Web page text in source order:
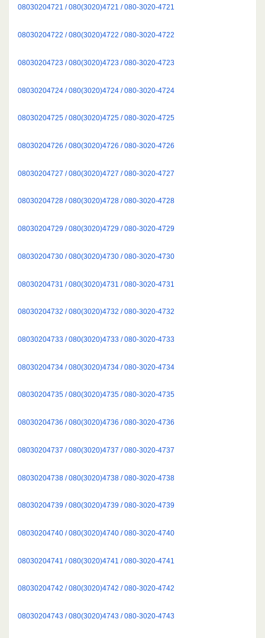
08030204721 / 080(3020)4721 / 080-3020-4721
08030204722 / 080(3020)4722 / 080-3020-4722
08030204723 / 080(3020)4723 / 080-3020-4723
08030204724 / 080(3020)4724 / 080-3020-4724
08030204725 / 080(3020)4725 / 080-3020-4725
08030204726 / 080(3020)4726 / 080-3020-4726
08030204727 / 080(3020)4727 / 080-3020-4727
08030204728 / 080(3020)4728 / 080-3020-4728
08030204729 / 080(3020)4729 / 080-3020-4729
08030204730 / 080(3020)4730 / 080-3020-4730
08030204731 / 080(3020)4731 / 080-3020-4731
08030204732 / 080(3020)4732 / 080-3020-4732
08030204733 / 080(3020)4733 / 080-3020-4733
08030204734 / 080(3020)4734 / 080-3020-4734
08030204735 / 080(3020)4735 / 080-3020-4735
08030204736 / 080(3020)4736 / 080-3020-4736
08030204737 / 080(3020)4737 / 080-3020-4737
08030204738 / 080(3020)4738 / 080-3020-4738
08030204739 / 080(3020)4739 / 080-3020-4739
08030204740 / 080(3020)4740 / 080-3020-4740
08030204741 / 080(3020)4741 / 080-3020-4741
08030204742 / 080(3020)4742 / 080-3020-4742
08030204743 / 080(3020)4743 / 080-3020-4743